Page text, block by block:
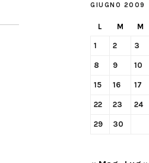
GIUGNO 2009
L M M
1 2 3
8 9 10
15 16 17
22 23 24
29 30